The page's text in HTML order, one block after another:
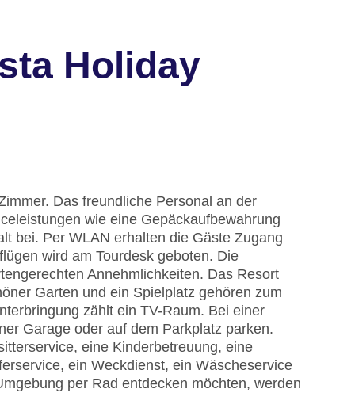
Holiday
Das freundliche Personal an der
wie eine Gepäckaufbewahrung
bei. Per WLAN erhalten die Gäste Zugang
wird am Tourdesk geboten. Die
Annehmlichkeiten. Das Resort
Garten und ein Spielplatz gehören zum
zählt ein TV-Raum. Bei einer
Garage oder auf dem Parkplatz parken.
eine Kinderbetreuung, eine
ein Weckdienst, ein Wäscheservice
per Rad entdecken möchten, werden